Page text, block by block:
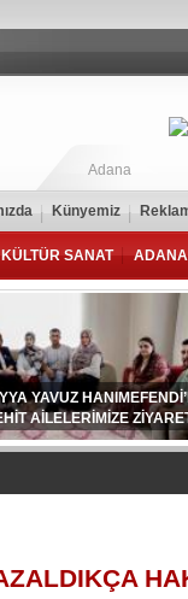
Adana
Künyemiz
KÜLTÜR SANAT ADANA
YAVUZ
AİLELERİMİZE